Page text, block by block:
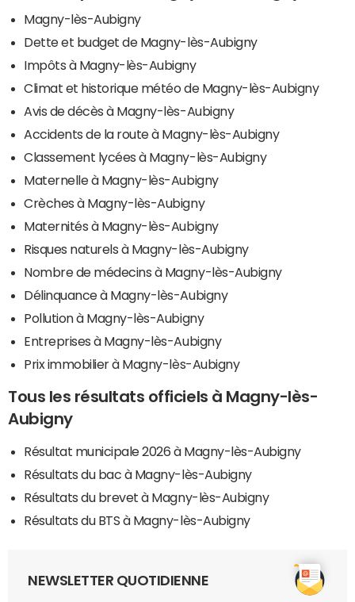
Magny-lès-Aubigny
Dette et budget de Magny-lès-Aubigny
Impôts à Magny-lès-Aubigny
Climat et historique météo de Magny-lès-Aubigny
Avis de décès à Magny-lès-Aubigny
Accidents de la route à Magny-lès-Aubigny
Classement lycées à Magny-lès-Aubigny
Maternelle à Magny-lès-Aubigny
Crèches à Magny-lès-Aubigny
Maternités à Magny-lès-Aubigny
Risques naturels à Magny-lès-Aubigny
Nombre de médecins à Magny-lès-Aubigny
Délinquance à Magny-lès-Aubigny
Pollution à Magny-lès-Aubigny
Entreprises à Magny-lès-Aubigny
Prix immobilier à Magny-lès-Aubigny
Tous les résultats officiels à Magny-lès-
Aubigny
Résultat municipale 2026 à Magny-lès-Aubigny
Résultats du bac à Magny-lès-Aubigny
Résultats du brevet à Magny-lès-Aubigny
Résultats du BTS à Magny-lès-Aubigny
NEWSLETTER QUOTIDIENNE